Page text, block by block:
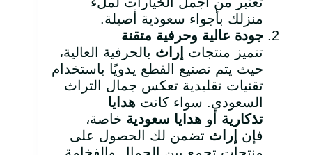
منزلك بأجواء سعودية أصيلة.
جودة عالية وحرفية متقنة
تتميز منتجات إراث بالحرفية العالية،
حيث يتم تصنيع القطع يدويًا باستخدام
تقنيات تقليدية تعكس جمال التراث
السعودي. سواء كانت هدايا
تذكارية أو هدايا سعودية خاصة،
فإن إراث تضمن لك الحصول على